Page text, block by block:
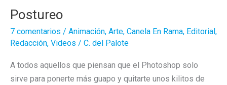
Postureo
7 comentarios / Animación, Arte, Canela En Rama, Editorial,
Redacción, Videos / C. del Palote
A todos aquellos que piensan que el Photoshop solo
sirve para ponerte más guapo y quitarte unos kilitos de